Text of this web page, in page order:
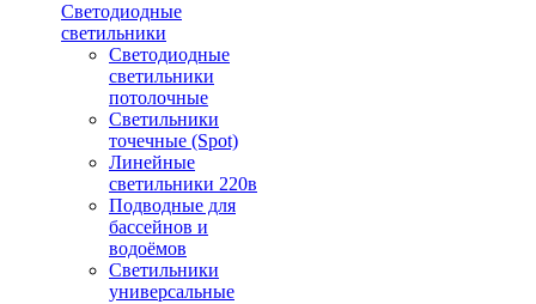
Светодиодные
светильники
Светодиодные
светильники
потолочные
Светильники
точечные (Spot)
Линейные
светильники 220в
Подводные для
бассейнов и
водоёмов
Светильники
универсальные